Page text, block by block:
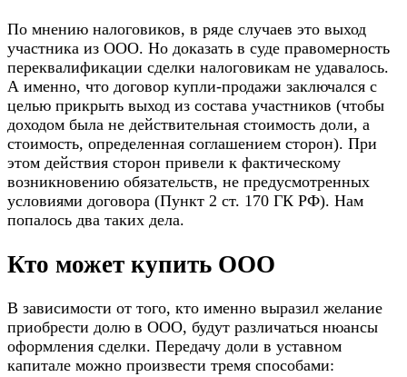
По мнению налоговиков, в ряде случаев это выход
участника из ООО. Но доказать в суде правомерность
переквалификации сделки налоговикам не удавалось.
А именно, что договор купли-продажи заключался с
целью прикрыть выход из состава участников (чтобы
доходом была не действительная стоимость доли, а
стоимость, определенная соглашением сторон). При
этом действия сторон привели к фактическому
возникновению обязательств, не предусмотренных
условиями договора (Пункт 2 ст. 170 ГК РФ). Нам
попалось два таких дела.
Кто может купить ООО
В зависимости от того, кто именно выразил желание
приобрести долю в ООО, будут различаться нюансы
оформления сделки. Передачу доли в уставном
капитале можно произвести тремя способами: